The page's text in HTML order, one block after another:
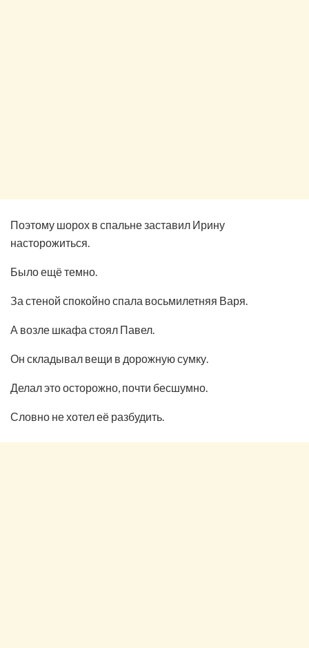
Поэтому шорох в спальне заставил Ирину
насторожиться.
Было ещё темно.
За стеной спокойно спала восьмилетняя Варя.
А возле шкафа стоял Павел.
Он складывал вещи в дорожную сумку.
Делал это осторожно, почти бесшумно.
Словно не хотел её разбудить.